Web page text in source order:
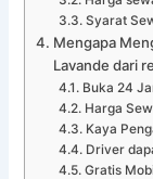
Syarat
Mengapa
Lavande dari
Buka 24
Harga
Kaya
Driver
Gratis